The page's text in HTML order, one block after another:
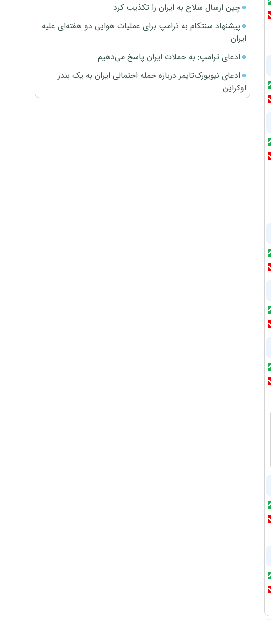
چین ارسال سلاح به ایران را تکذیب کرد
پیشنهاد سنتکام به ترامپ برای عملیات هوایی دو هفته‌ای علیه
ایران
ادعای ترامپ: به حملات ایران پاسخ می‌دهیم
ادعای نیویورک‌تایمز درباره حمله احتمالی ایران به یک بندر
اوکراین